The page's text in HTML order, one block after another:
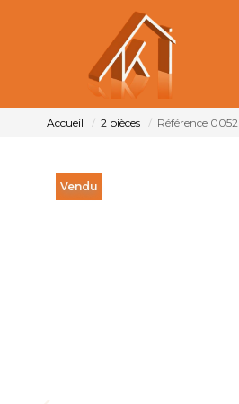
Accueil 2 pièces Référence
Vendu